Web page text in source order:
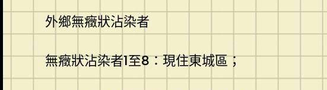
外鄉無癥狀沾染者
無癥狀沾染者1至8：現住東城區；